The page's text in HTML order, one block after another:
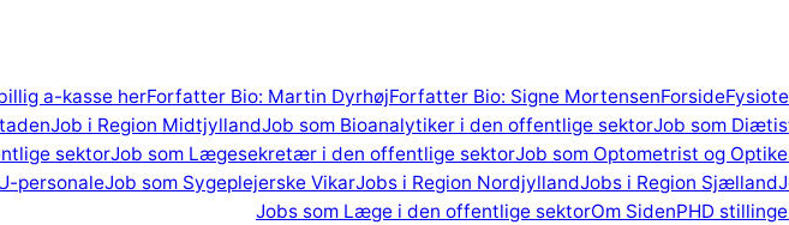
a-kasse herForfatter Bio: Martin DyrhøjForfatter Bio: Signe MortensenForside
Job i Region MidtjyllandJob som Bioanalytiker i den offentlige sektorJob som
sektorJob som Lægesekretær i den offentlige sektorJob som Optometrist og
personaleJob som Sygeplejerske VikarJobs i Region NordjyllandJobs i Region Sjælland
Jobs som Læge i den offentlige sektorOm SidenPHD